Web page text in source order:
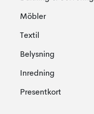
Möbler
Textil
Belysning
Inredning
Presentkort